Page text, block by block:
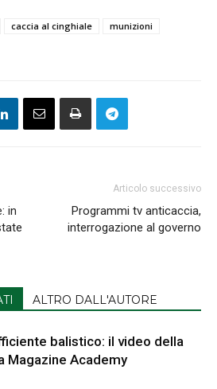
caccia al cinghiale
munizioni
in
Articolo successivo
Programmi tv anticaccia,
interrogazione al governo
ALTRO DALL'AUTORE
balistico: il video della
Magazine Academy